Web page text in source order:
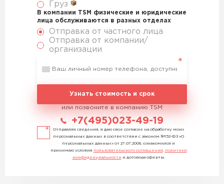
Груз
В компании TSM физические и юридические
лица обслуживаются в разных отделах
Отправка от частного лица
Отправка от компании/
организации
Узнать стоимость и срок
или позвоните в компанию TSM
+7(495)023-49-19
Отправляя сведения, я даю свое согласие на обработку моих
персональных данных в соответствии с законом №152-ФЗ «О
персональных данных» от 27.07.2006, ознакомился и
принимаю условия пользовательского соглашения
политики
конфиденциальности и договора оферты.